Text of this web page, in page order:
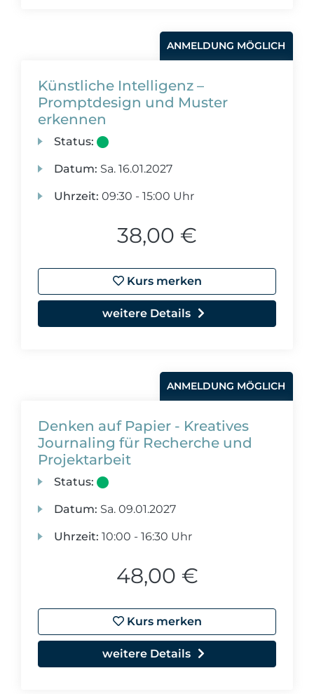
ANMELDUNG MÖGLICH
Künstliche Intelligenz –
Promptdesign und Muster
erkennen
Status:
Datum: Sa. 16.01.2027
Uhrzeit: 09:30 - 15:00 Uhr
38,00 €
Kurs merken
weitere Details
ANMELDUNG MÖGLICH
Denken auf Papier - Kreatives
Journaling für Recherche und
Projektarbeit
Status:
Datum: Sa. 09.01.2027
Uhrzeit: 10:00 - 16:30 Uhr
48,00 €
Kurs merken
weitere Details